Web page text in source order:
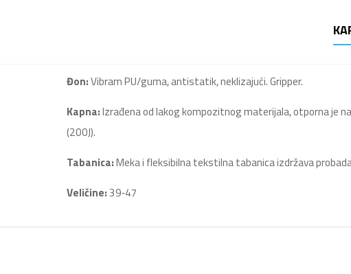
Đon:Vibram PU/guma, antistatik, neklizajući. Gripper.
Kapna:Izrađena od lakog kompozitnog materijala, otporna je
(200J).
Tabanica:Meka i fleksibilna tekstilna tabanica izdržava
Veličine:39‐47